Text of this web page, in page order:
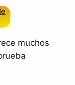
muchos